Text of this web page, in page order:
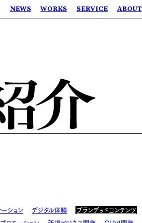
NEWS WORKS SERVICE ABOUT
ション デジタル体験
ブランデッドコンテンツ